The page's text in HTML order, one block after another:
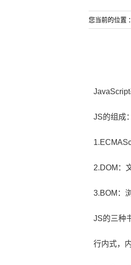
您当前的位置 ：
JS的组成：
2.DOM：
3.BOM：
JS的三种
行内式，